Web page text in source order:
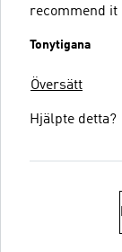
recommend it
Tonytigana
Översätt
Hjälpte detta?